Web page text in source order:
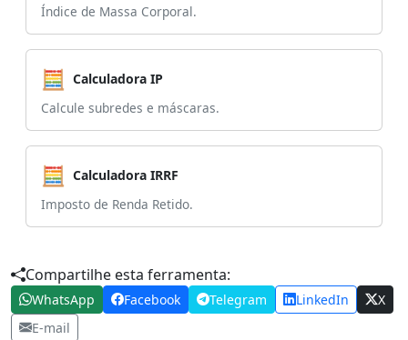
Índice de Massa Corporal.
🧮 Calculadora IP
Calcule subredes e máscaras.
🧮 Calculadora IRRF
Imposto de Renda Retido.
Compartilhe esta ferramenta:
WhatsApp Facebook Telegram LinkedIn
X
E-mail